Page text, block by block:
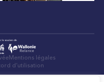
Mentions légales
d’utilisation